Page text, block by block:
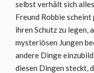
selbst verhält sich
Freund Robbie
ihren Schutz zu legen,
mysteriösen Jungen
andere Dinge
diesen Dingen steckt,